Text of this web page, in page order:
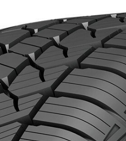
PLUS D'INFO